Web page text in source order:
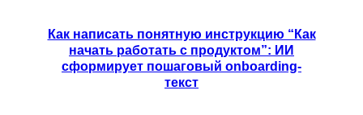
Как написать понятную инструкцию “Как
начать работать с продуктом”: ИИ
сформирует пошаговый onboarding-
текст